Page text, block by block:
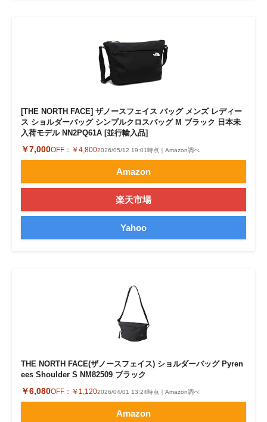
[THE NORTH FACE] ザノースフェイス バッグ メンズ レディー
ス ショルダーバッグ シンプルクロスバッグ M ブラック 日本未
入荷モデル NN2PQ61A [並行輸入品]
￥7,000OFF： ￥4,8002026/05/12 19:01時点｜Amazon調べ
Amazon
楽天市場
Yahoo
THE NORTH FACE(ザノースフェイス) ショルダーバッグ Pyren
ees Shoulder S NM82509 ブラック
￥6,080OFF： ￥1,1202026/04/01 13:24時点｜Amazon調べ
Amazon